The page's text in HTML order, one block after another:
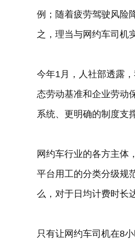
例；随着疲劳驾驶风险
之，理当与网约车司机
今年1月，人社部透露
态劳动基准和企业劳动
系统、更明确的制度支
网约车行业的各方主体
平台用工的分类分级规
么，对于日均计费时长
只有让网约车司机在8